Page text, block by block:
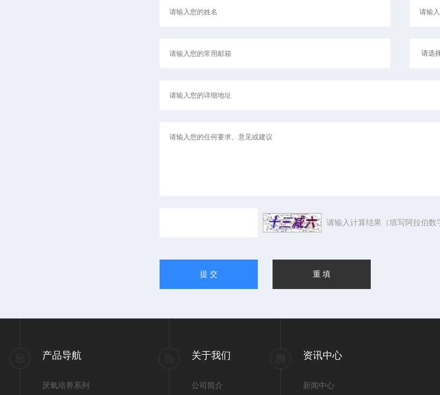
请输入计算结果（填写阿拉伯数
产品导航
厌氧培养系列
关于我们
公司简介
资讯中心
新闻中心